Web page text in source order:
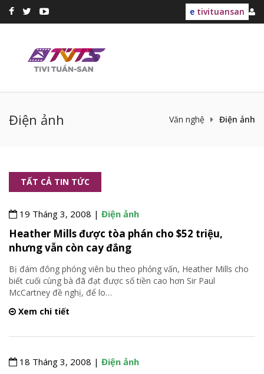
e tivituansan
Điện ảnh Văn nghệ Điện ảnh
TẤT CẢ TIN TỨC
19 Tháng 3, 2008 | Điện ảnh
Heather Mills được tòa phán cho $52 triệu,
nhưng vẫn còn cay đắng
Bị đám đông phóng viên bu theo phỏng vấn, Heather Mills cho
biết cuối cùng bà đã đạt được số tiền cao hơn Sir Paul
McCartney đề nghị, để lo…
Xem chi tiết
18 Tháng 3, 2008 | Điện ảnh